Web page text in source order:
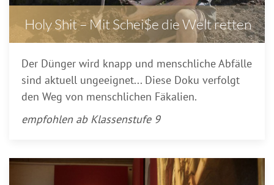
Holy Shit – Mit Schei$e die Welt retten
Der Dünger wird knapp und menschliche Abfälle
sind aktuell ungeeignet... Diese Doku verfolgt
den Weg von menschlichen Fäkalien.
empfohlen ab Klassenstufe 9